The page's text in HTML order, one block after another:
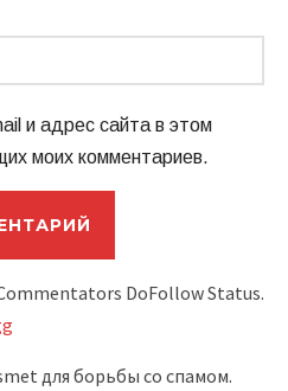
и адрес сайта в этом
моих комментариев.
DoFollow Status.
для борьбы со спамом.